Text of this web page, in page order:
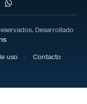
WhatsApp
Desarrollado
uso Contacto